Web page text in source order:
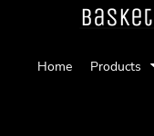
Home Products